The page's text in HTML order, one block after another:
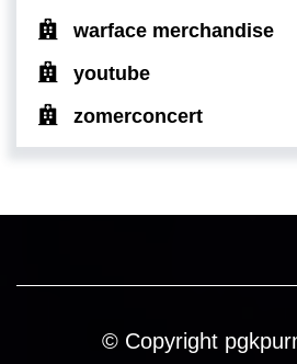
warface merchandise
youtube
zomerconcert
© Copyright